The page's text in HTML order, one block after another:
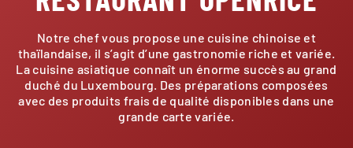
Notre chef vous propose une cuisine chinoise et
thaïlandaise, il s’agit d’une gastronomie riche et variée.
La cuisine asiatique connaît un énorme succès au grand
duché du Luxembourg. Des préparations composées
avec des produits frais de qualité disponibles dans une
grande carte variée.